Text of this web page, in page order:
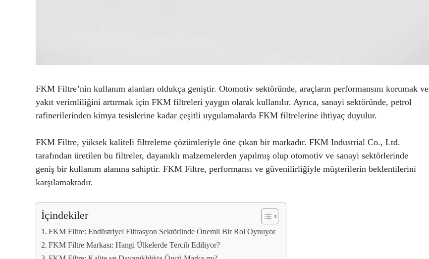
FKM Filtre’nin kullanım alanları oldukça geniştir. Otomotiv sektöründe, araçların performansını korumak ve
yakıt verimliliğini artırmak için FKM filtreleri yaygın olarak kullanılır. Ayrıca, sanayi sektöründe, petrol
rafinerilerinden kimya tesislerine kadar çeşitli uygulamalarda FKM filtrelerine ihtiyaç duyulur.
FKM Filtre, yüksek kaliteli filtreleme çözümleriyle öne çıkan bir markadır. FKM Industrial Co., Ltd.
tarafından üretilen bu filtreler, dayanıklı malzemelerden yapılmış olup otomotiv ve sanayi sektörlerinde
geniş bir kullanım alanına sahiptir. FKM Filtre, performansı ve güvenilirliğiyle müşterilerin beklentilerini
karşılamaktadır.
İçindekiler
FKM Filtre: Endüstriyel Filtrasyon Sektöründe Önemli Bir Rol Oynuyor
FKM Filtre Markası: Hangi Ülkelerde Tercih Ediliyor?